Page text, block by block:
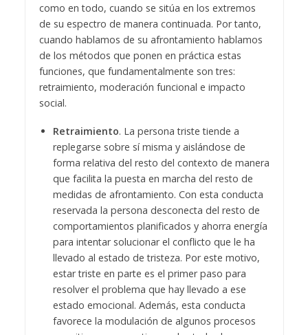
como en todo, cuando se sitúa en los extremos
de su espectro de manera continuada. Por tanto,
cuando hablamos de su afrontamiento hablamos
de los métodos que ponen en práctica estas
funciones, que fundamentalmente son tres:
retraimiento, moderación funcional e impacto
social.
Retraimiento. La persona triste tiende a
replegarse sobre sí misma y aislándose de
forma relativa del resto del contexto de manera
que facilita la puesta en marcha del resto de
medidas de afrontamiento. Con esta conducta
reservada la persona desconecta del resto de
comportamientos planificados y ahorra energía
para intentar solucionar el conflicto que le ha
llevado al estado de tristeza. Por este motivo,
estar triste en parte es el primer paso para
resolver el problema que hay llevado a ese
estado emocional. Además, esta conducta
favorece la modulación de algunos procesos